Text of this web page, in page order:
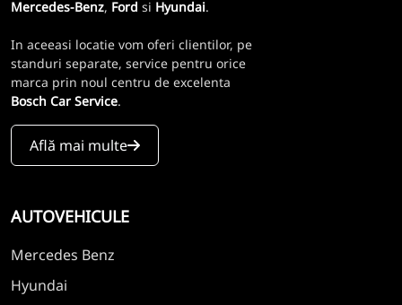
Mercedes-Benz, Ford si Hyundai.
In aceeasi locatie vom oferi clientilor, pe
standuri separate, service pentru orice
marca prin noul centru de excelenta
Bosch Car Service.
Află mai multe
AUTOVEHICULE
Mercedes Benz
Hyundai